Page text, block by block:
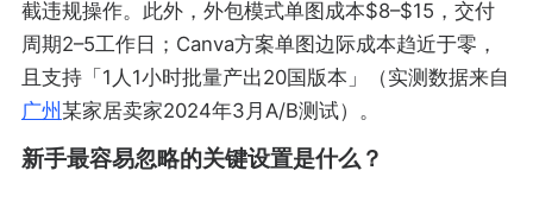
截违规操作。此外，外包模式单图成本$8–$15，交付
周期2–5工作日；Canva方案单图边际成本趋近于零，
且支持「1人1小时批量产出20国版本」（实测数据来自
广州 某家居卖家2024年3月A/B测试）。
新手最容易忽略的关键设置是什么？